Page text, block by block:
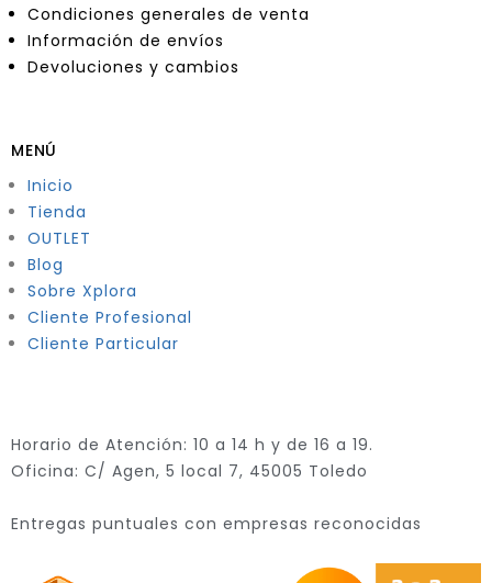
Condiciones generales de venta
Información de envíos
Devoluciones y cambios
MENÚ
Inicio
Tienda
OUTLET
Blog
Sobre Xplora
Cliente Profesional
Cliente Particular
Horario de Atención: 10 a 14 h y de 16 a 19.
Oficina: C/ Agen, 5 local 7, 45005 Toledo
Entregas puntuales con empresas reconocidas